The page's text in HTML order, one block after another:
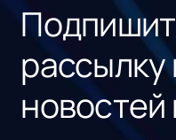
новостей